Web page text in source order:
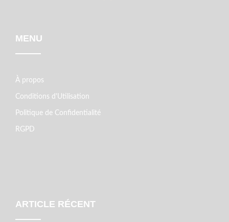
MENU
À propos
Conditions d'Utilisation
Politique de Confidentialité
RGPD
ARTICLE RÉCENT